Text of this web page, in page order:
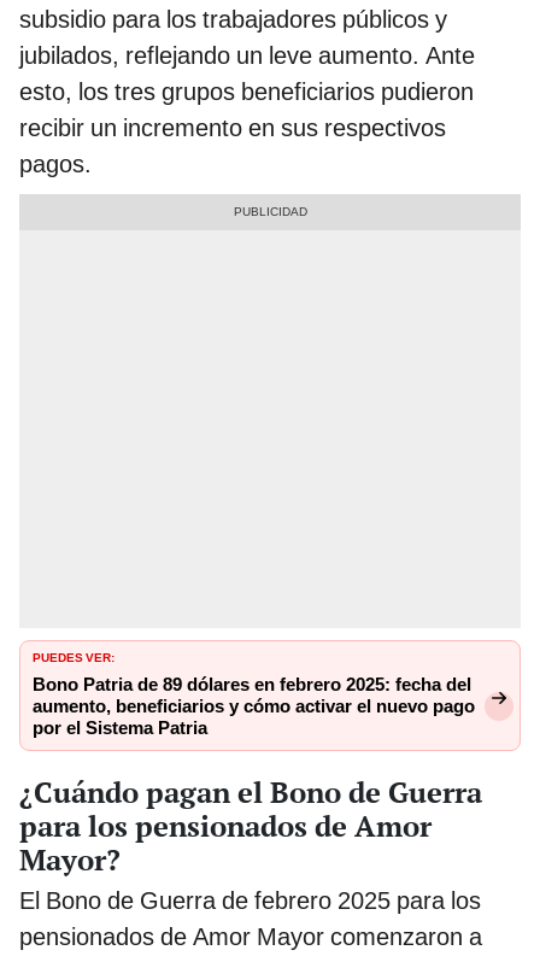
subsidio para los trabajadores públicos y
jubilados, reflejando un leve aumento. Ante
esto, los tres grupos beneficiarios pudieron
recibir un incremento en sus respectivos
pagos.
PUEDES VER:
Bono Patria de 89 dólares en febrero 2025: fecha del
aumento, beneficiarios y cómo activar el nuevo pago
por el Sistema Patria
¿Cuándo pagan el Bono de Guerra
para los pensionados de Amor
Mayor?
El Bono de Guerra de febrero 2025 para los
pensionados de Amor Mayor comenzaron a